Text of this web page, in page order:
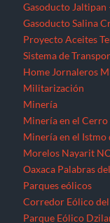
Gasoducto Jaltipan
Gasoducto Salina
Proyecto Aceites
Sistema de
Home Jornaleros
Militarización
Minería
Minería en el Cerro
Minería en el Istmo
Morelos Nayarit
Oaxaca Palabras
Parques eólicos
Corredor Eólico
Parque Eólico